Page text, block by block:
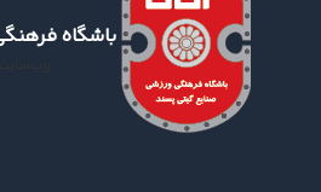
باشگاه